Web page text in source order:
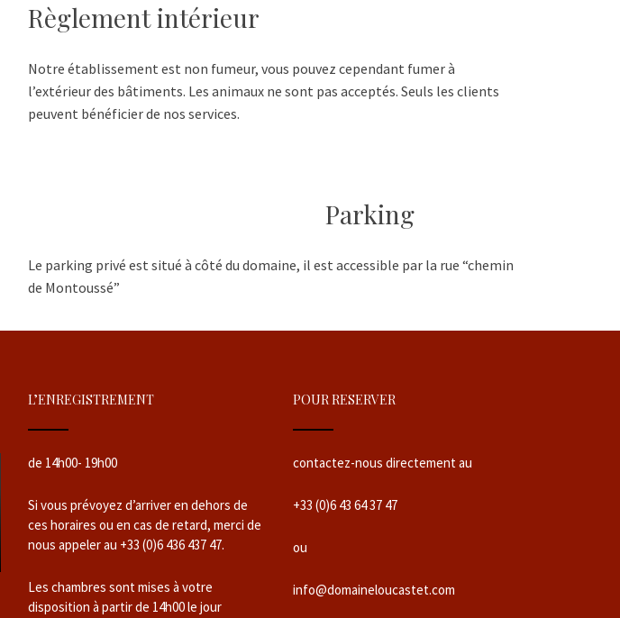
Règlement intérieur
Notre établissement est non fumeur, vous pouvez cependant fumer à
l’extérieur des bâtiments. Les animaux ne sont pas acceptés. Seuls les clients
peuvent bénéficier de nos services.
Parking
Le parking privé est situé à côté du domaine, il est accessible par la rue “chemin
de Montoussé”
L’ENREGISTREMENT
de 14h00- 19h00
Si vous prévoyez d’arriver en dehors de
ces horaires ou en cas de retard, merci de
nous appeler au +33 (0)6 436 437 47.
Les chambres sont mises à votre
disposition à partir de 14h00 le jour
POUR RESERVER
contactez-nous directement au
+33 (0)6 43 64 37 47
ou
info@domaineloucastet.com